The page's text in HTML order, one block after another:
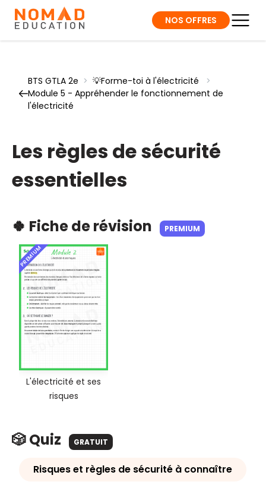
NOS OFFRES
BTS GTLA 2e > 💡Forme-toi à l'électricité
>
Module 5 - Appréhender le fonctionnement de
l'électricité
Les règles de sécurité
essentielles
🍀 Fiche de révision PREMIUM
PREMIUM
L'électricité et ses
risques
🎲 Quiz GRATUIT
Risques et règles de sécurité à connaître